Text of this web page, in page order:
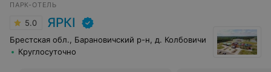
ПАРК-ОТЕЛЬ
5.0 ЯРКI
Брестская обл., Барановичский р-н, д. Колбовичи
Круглосуточно